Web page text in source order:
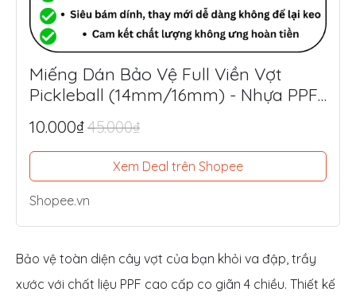
Miếng Dán Bảo Vệ Full Viền Vợt
Pickleball (14mm/16mm) - Nhựa PPF
Mỹ Siêu Dày 8.5mil
10.000₫45.000₫
Xem Deal trên Shopee
Shopee.vn
Bảo vệ toàn diện cây vợt của bạn khỏi va đập, trầy
xước với chất liệu PPF cao cấp co giãn 4 chiều. Thiết kế